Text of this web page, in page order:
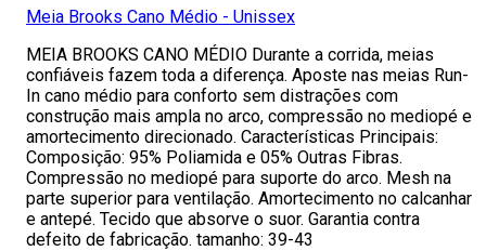
Meia Brooks Cano Médio - Unissex
MEIA BROOKS CANO MÉDIO Durante a corrida, meias
confiáveis fazem toda a diferença. Aposte nas meias Run-
In cano médio para conforto sem distrações com
construção mais ampla no arco, compressão no mediopé e
amortecimento direcionado. Características Principais:
Composição: 95% Poliamida e 05% Outras Fibras.
Compressão no mediopé para suporte do arco. Mesh na
parte superior para ventilação. Amortecimento no calcanhar
e antepé. Tecido que absorve o suor. Garantia contra
defeito de fabricação. tamanho: 39-43